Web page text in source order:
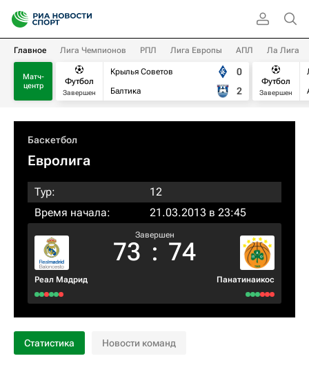
Главное Лига Чемпионов РПЛ Лига Европы АПЛ Ла Лига
Матч-
центр
Футбол
Завершен
Крылья Советов
Балтика
0
2
Футбол
Завершен
Баскетбол
Евролига
Тур:
12
Время начала:
21.03.2013 в 23:45
Реал Мадрид
Завершен
73 : 74
Панатинаикос
Статистика Новости команд